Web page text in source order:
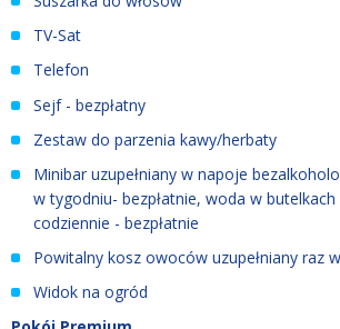
TV-Sat
Telefon
Sejf - bezpłatny
Zestaw do parzenia kawy/herbaty
Minibar uzupełniany w napoje
w tygodniu- bezpłatnie, woda w butelkach
codziennie - bezpłatnie
Powitalny kosz owoców uzupełniany raz
Widok na ogród